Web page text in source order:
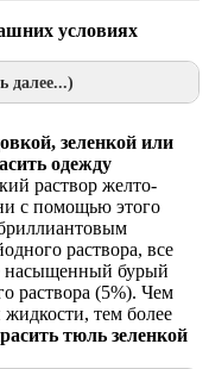
условиях
далее...)
зеленкой или
одежду
раствор желто-
с помощью этого
раствора, все
насыщенный бурый
раствора (5%). Чем
тем более
тюль зеленкой